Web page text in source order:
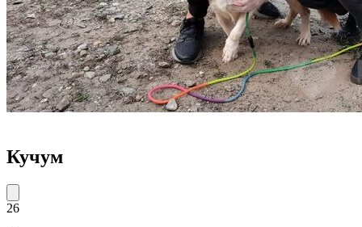
Кучум
26